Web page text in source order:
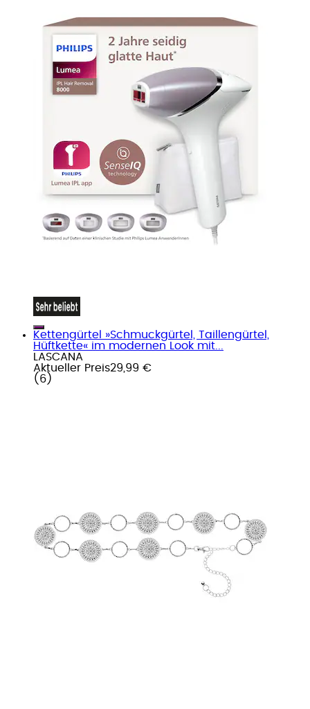
Kettengürtel »Schmuckgürtel, Taillengürtel,
Hüftkette« im modernen Look mit...
LASCANA
Aktueller Preis29,99 €
( 6 )